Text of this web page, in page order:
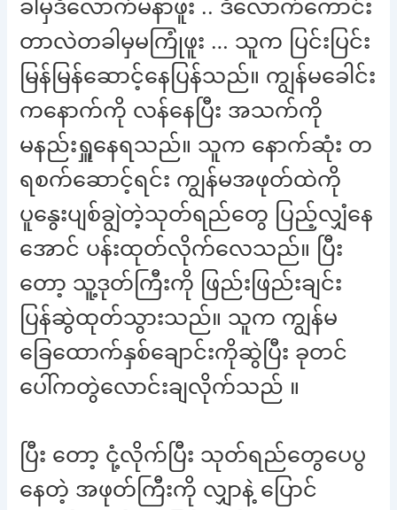
ခါမှဒီလောက်မနာဖူး .. ဒီလောက်ကောင်း
တာလဲတခါမှမကြုံဖူး … သူက ပြင်းပြင်း
မြန်မြန်ဆောင့်နေပြန်သည်။ ကျွန်မခေါင်း
ကနောက်ကို လန်နေပြီး အသက်ကို
မနည်းရှူနေရသည်။ သူက နောက်ဆုံး တ
ရစက်ဆောင့်ရင်း ကျွန်မအဖုတ်ထဲကို
ပူနွေးပျစ်ချွဲတဲ့သုတ်ရည်တွေ ပြည့်လျှံနေ
အောင် ပန်းထုတ်လိုက်လေသည်။ ပြီး
တော့ သူ့ဒုတ်ကြီးကို ဖြည်းဖြည်းချင်း
ပြန်ဆွဲထုတ်သွားသည်။ သူက ကျွန်မ
ခြေထောက်နှစ်ချောင်းကိုဆွဲပြီး ခုတင်
ပေါ်ကတွဲလောင်းချလိုက်သည် ။
ပြီး တော့ ငုံ့လိုက်ပြီး သုတ်ရည်တွေပေပွ
နေတဲ့ အဖုတ်ကြီးကို လျှာနဲ့ ပြောင်